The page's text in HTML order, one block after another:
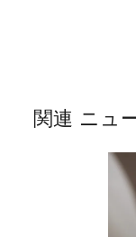
関連 ニュ